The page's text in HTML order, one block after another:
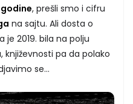
, prešli smo i cifru
na sajtu. Ali dosta o
2019. bila na polju
književnosti pa da polako
se...